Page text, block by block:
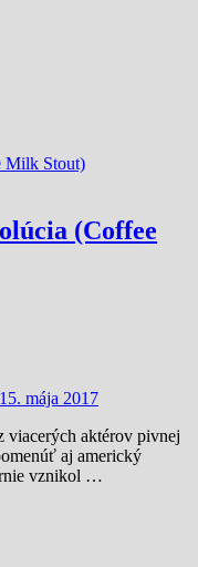
(Coffee
15. mája 2017
viacerých aktérov pivnej
aj americký
vznikol …